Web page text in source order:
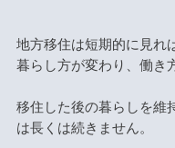
地方移住は短期的に見れ
暮らし方が変わり、働き
移住した後の暮らしを維
は長くは続きません。